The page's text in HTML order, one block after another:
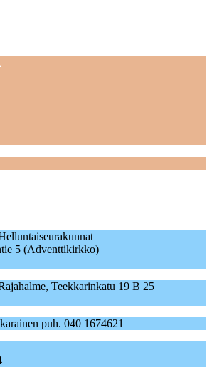
5 (Adventtikirkko)
Teekkarinkatu 19 B 25
puh. 040 1674621